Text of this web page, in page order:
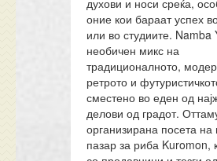
духови и носи среќа,
оние кои бараат успех
или во студиите. Namba
необичен микс на
традиционалното,
ретрото и
сместено во еден од
делови од градот.
организирана посета на
пазар за риба Kuromon,